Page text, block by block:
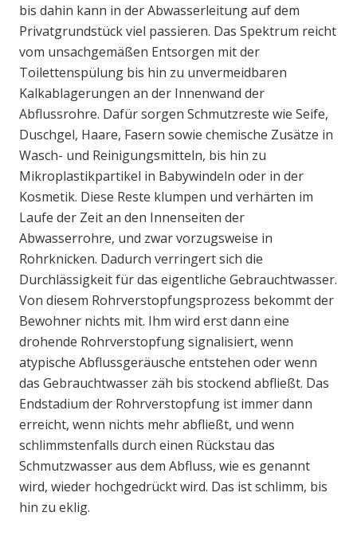
bis dahin kann in der Abwasserleitung auf dem
Privatgrundstück viel passieren. Das Spektrum reicht
vom unsachgemäßen Entsorgen mit der
Toilettenspülung bis hin zu unvermeidbaren
Kalkablagerungen an der Innenwand der
Abflussrohre. Dafür sorgen Schmutzreste wie Seife,
Duschgel, Haare, Fasern sowie chemische Zusätze in
Wasch- und Reinigungsmitteln, bis hin zu
Mikroplastikpartikel in Babywindeln oder in der
Kosmetik. Diese Reste klumpen und verhärten im
Laufe der Zeit an den Innenseiten der
Abwasserrohre, und zwar vorzugsweise in
Rohrknicken. Dadurch verringert sich die
Durchlässigkeit für das eigentliche Gebrauchtwasser.
Von diesem Rohrverstopfungsprozess bekommt der
Bewohner nichts mit. Ihm wird erst dann eine
drohende Rohrverstopfung signalisiert, wenn
atypische Abflussgeräusche entstehen oder wenn
das Gebrauchtwasser zäh bis stockend abfließt. Das
Endstadium der Rohrverstopfung ist immer dann
erreicht, wenn nichts mehr abfließt, und wenn
schlimmstenfalls durch einen Rückstau das
Schmutzwasser aus dem Abfluss, wie es genannt
wird, wieder hochgedrückt wird. Das ist schlimm, bis
hin zu eklig.